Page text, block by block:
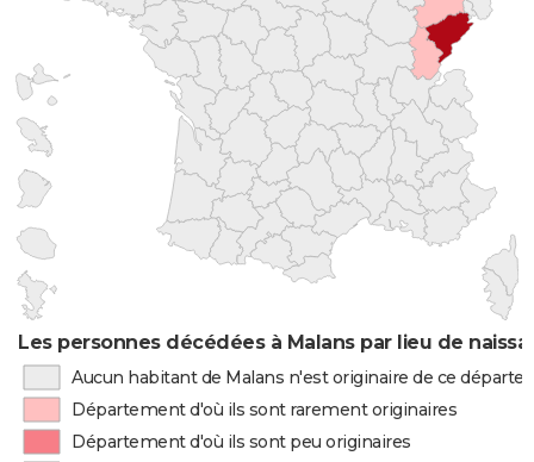
Les personnes décédées à Malans par lieu de
Aucun habitant de Malans n'est originaire de ce
Département d'où ils sont rarement originaires
Département d'où ils sont peu originaires